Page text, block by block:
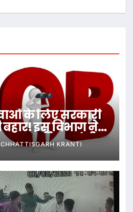
के लिए सरकारी
इस विभाग ने
भर्ती, डाटा एंट्री
400 पद…
CHHATTISGARH KRANTI